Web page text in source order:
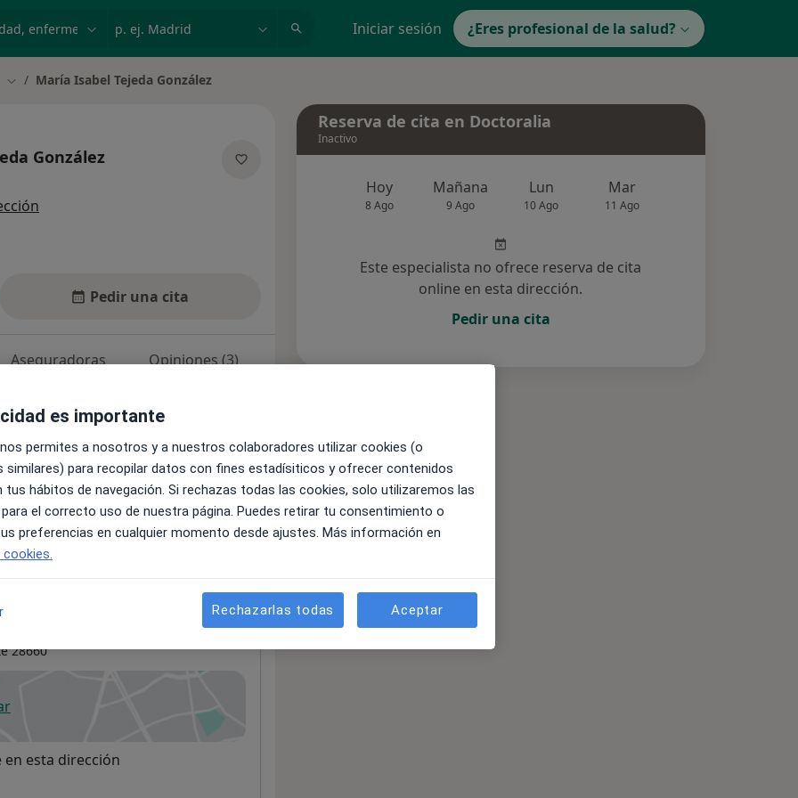
Iniciar sesión ¿Eres profesional de la salud?
Cambiar de ciudad
María Isabel Tejeda González
González
Pedir una cita
Aseguradoras Opiniones (3)
y precios
sobre sus servicios
28660
en una nueva pestaña
en esta dirección
Reserva de cita en Doctoralia
Inactivo
Hoy
8 Ago
Mañana
9 Ago
Lun
10 Ago
Mar
11 Ago
Este especialista no ofrece reserva de cita
online en esta dirección.
Pedir una cita
es importante
permites a nosotros y a nuestros colaboradores utilizar cookies (o
similares) para recopilar datos con fines estadísiticos y ofrecer contenidos
tus hábitos de navegación. Si rechazas todas las cookies, solo utilizaremos las
el correcto uso de nuestra página. Puedes retirar tu consentimiento o
preferencias en cualquier momento desde ajustes. Más información en
Rechazarlas todas Aceptar